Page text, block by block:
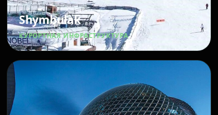
Shymbulak
КУРОРТНАЯ ИНФРАСТРУКТУРА